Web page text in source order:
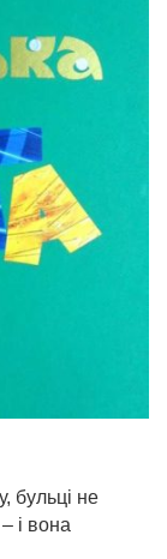
бульці не
і вона